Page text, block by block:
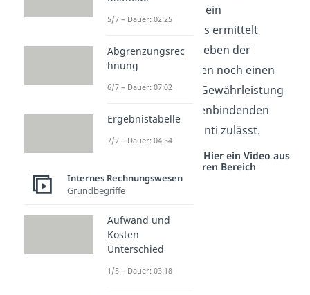
Bezugspreis, kann ein
Listenverkaufspreis ermittelt
werden, welcher neben der
Deckung der Kosten noch einen
Spielraum für die Gewährleistung
von solchen kundenbindenden
Rabatten oder Skonti zulässt.
Studyflix vernetzt: Hier ein Video aus
einem anderen Bereich
5/7 – Dauer: 02:25
Abgrenzungsrec
hnung
6/7 – Dauer: 07:02
Ergebnistabelle
7/7 – Dauer: 04:34
Internes Rechnungswesen
Grundbegriffe
Aufwand und
Kosten
Unterschied
1/5 – Dauer: 03:18